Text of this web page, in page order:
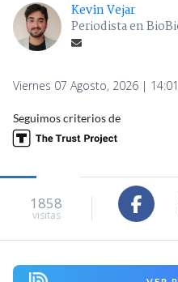
Kevin Vejar
Periodista en
Viernes 07 Agosto, 2026 | 14:01
Seguimos criterios de
1858
visitas